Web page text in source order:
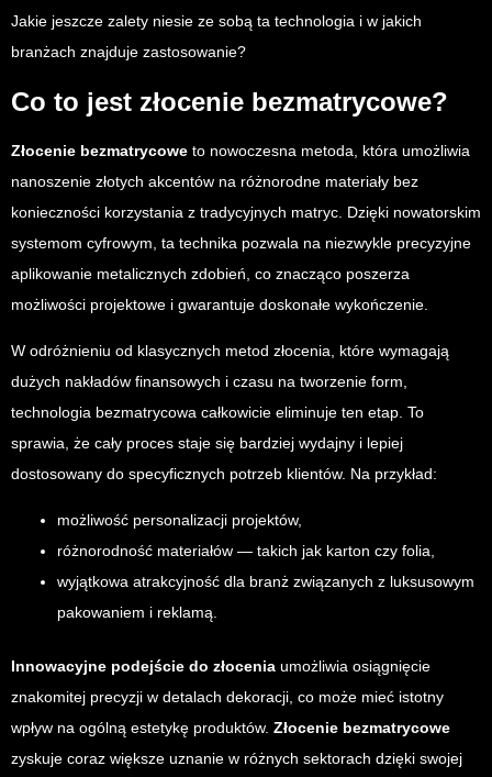
Jakie jeszcze zalety niesie ze sobą ta technologia i w jakich
branżach znajduje zastosowanie?
Co to jest złocenie bezmatrycowe?
Złocenie bezmatrycowe to nowoczesna metoda, która umożliwia
nanoszenie złotych akcentów na różnorodne materiały bez
konieczności korzystania z tradycyjnych matryc. Dzięki nowatorskim
systemom cyfrowym, ta technika pozwala na niezwykle precyzyjne
aplikowanie metalicznych zdobień, co znacząco poszerza
możliwości projektowe i gwarantuje doskonałe wykończenie.
W odróżnieniu od klasycznych metod złocenia, które wymagają
dużych nakładów finansowych i czasu na tworzenie form,
technologia bezmatrycowa całkowicie eliminuje ten etap. To
sprawia, że cały proces staje się bardziej wydajny i lepiej
dostosowany do specyficznych potrzeb klientów. Na przykład:
możliwość personalizacji projektów,
różnorodność materiałów — takich jak karton czy folia,
wyjątkowa atrakcyjność dla branż związanych z luksusowym
pakowaniem i reklamą.
Innowacyjne podejście do złocenia umożliwia osiągnięcie
znakomitej precyzji w detalach dekoracji, co może mieć istotny
wpływ na ogólną estetykę produktów. Złocenie bezmatrycowe
zyskuje coraz większe uznanie w różnych sektorach dzięki swojej